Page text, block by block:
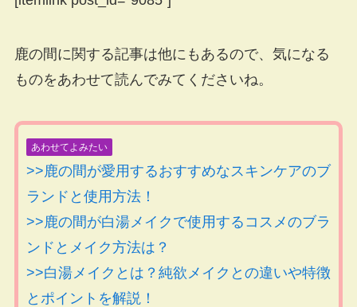
鹿の間に関する記事は他にもあるので、気になる
ものをあわせて読んでみてくださいね。
あわせてよみたい
>>鹿の間が愛用するおすすめなスキンケアのブ
ランドと使用方法！
>>鹿の間が白湯メイクで使用するコスメのブラ
ンドとメイク方法は？
>>白湯メイクとは？純欲メイクとの違いや特徴
とポイントを解説！